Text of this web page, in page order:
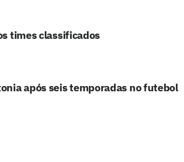
times classificados
após seis temporadas no futebol